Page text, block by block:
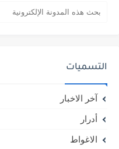
التسميات
آخر الاخبار
أدرار
الاغواط